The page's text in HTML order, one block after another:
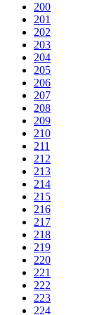
200
201
202
203
204
205
206
207
208
209
210
211
212
213
214
215
216
217
218
219
220
221
222
223
224